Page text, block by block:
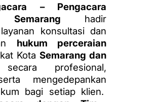
– Pengacara
Semarang hadir
konsultasi dan
hukum perceraian
KotaSemarang dan
profesional,
mengedepankan
bagi setiap klien.